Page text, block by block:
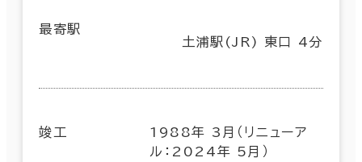
最寄駅
土浦駅(JR) 東口 4分
竣工
1988年 3月（リニューア
ル：2024年 5月）